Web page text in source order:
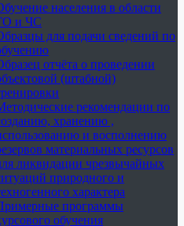
населения в области
и ЧС
для подачи сведений по
отчёта о проведении
(штабной)
рекомендации по
хранению ,
и восполнению
материальных ресурсов
ликвидации чрезвычайных
природного и
характера
программы
обучения